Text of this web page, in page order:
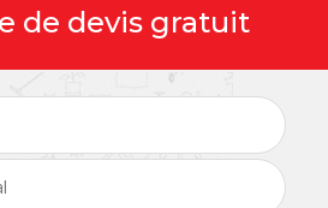
de devis gratuit